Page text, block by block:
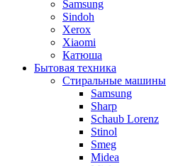
Samsung
Sindoh
Xerox
Xiaomi
Катюша
Бытовая техника
Стиральные машины
Samsung
Sharp
Schaub Lorenz
Stinol
Smeg
Midea